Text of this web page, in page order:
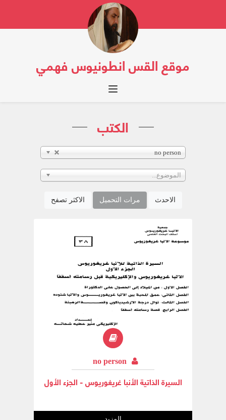
موقع القس انطونيوس فهمي
Toggle navigation
الكتب
no person
الموضوع...
الاحدث مرات التحميل الاكثر تصفح
no person
السيرة الذاتية الأنبا غريغوريوس - الجزء الأول
المزيد